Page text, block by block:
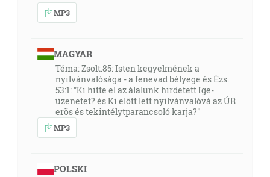
MP3
MAGYAR
Téma: Zsolt.85: Isten kegyelmének a
nyilvánvalósága - a fenevad bélyege és Ézs.
53:1: "Ki hitte el az álalunk hirdetett Ige-
üzenetet? és Ki elött lett nyilvánvalóvá az ÚR
erös és tekintélytparancsoló karja?"
MP3
POLSKI